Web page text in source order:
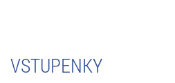
VSTUPENKY